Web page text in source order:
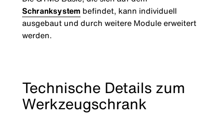
Schranksystem befindet, kann individuell
ausgebaut und durch weitere Module erweitert
werden.
Technische Details zum
Werkzeugschrank